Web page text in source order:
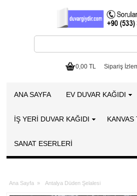
0,00 TL Sipariş
ANA SAYFA EV DUVAR KAĞIDI
İŞ YERİ DUVAR KAĞIDI KANVAS
SANAT ESERLERI
Ana Sayfa » Antalya Düden Şelalesi